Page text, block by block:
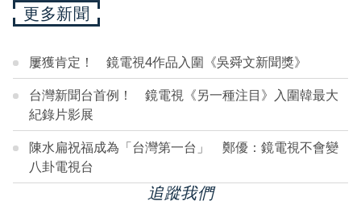
更多新聞
屢獲肯定！ 鏡電視4作品入圍《吳舜文新聞獎》
台灣新聞台首例！ 鏡電視《另一種注目》入圍韓最大
紀錄片影展
陳水扁祝福成為「台灣第一台」 鄭優：鏡電視不會變
八卦電視台
追蹤我們